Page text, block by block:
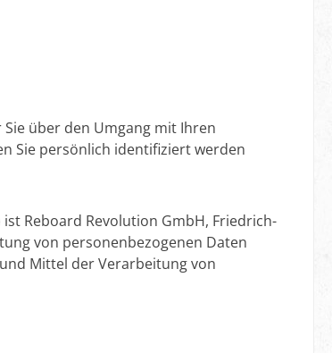
über den Umgang mit Ihren
Sie persönlich identifiziert werden
Reboard Revolution GmbH, Friedrich-
von personenbezogenen Daten
Mittel der Verarbeitung von